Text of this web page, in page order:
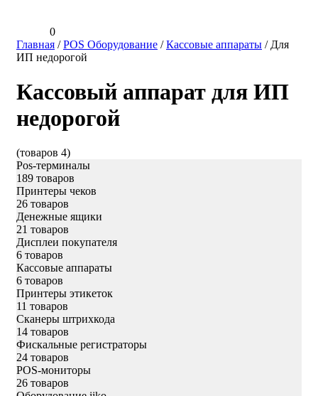
0
Главная /POS Оборудование /Кассовые аппараты / Для
ИП недорогой
Кассовый аппарат для ИП
недорогой
(товаров 4)
Pos-терминалы
189 товаров
Принтеры чеков
26 товаров
Денежные ящики
21 товаров
Дисплеи покупателя
6 товаров
Кассовые аппараты
6 товаров
Принтеры этикеток
11 товаров
Сканеры штрихкода
14 товаров
Фискальные регистраторы
24 товаров
POS-мониторы
26 товаров